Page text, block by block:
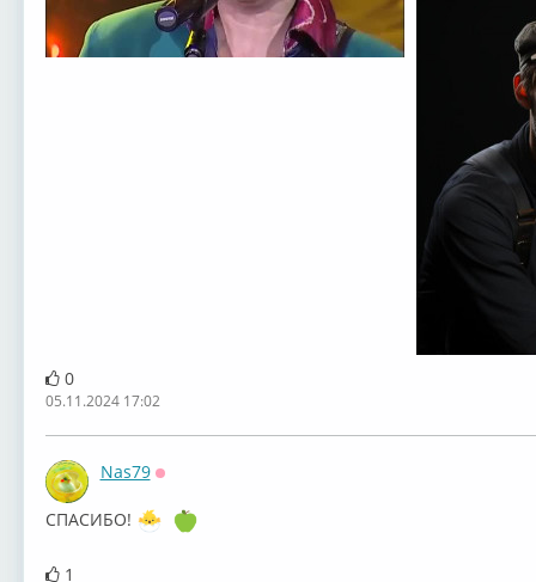
0
05.11.2024 17:02
Nas79
СПАСИБО!
1